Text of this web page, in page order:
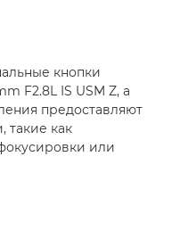
кнопки
F2.8L IS USM Z, а
предоставляют
такие как
или